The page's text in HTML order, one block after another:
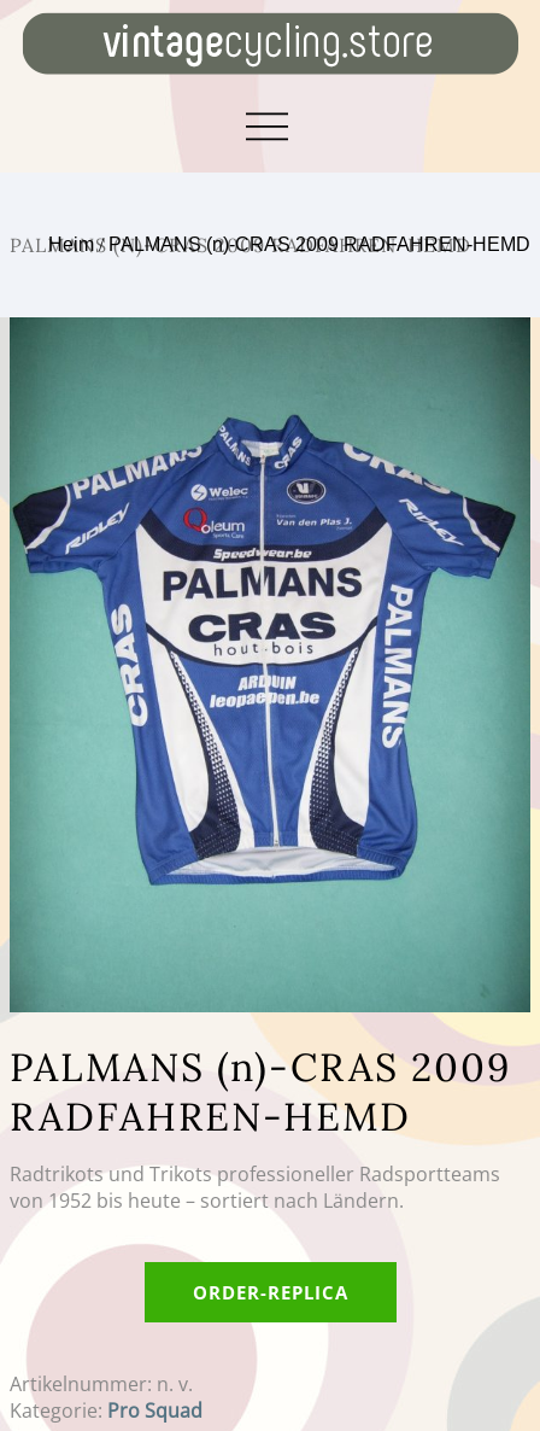
PALMANS (N)-CRAS 2009 RADFAHREN-HEMD
Heim/ PALMANS (n)-CRAS 2009 RADFAHREN-HEMD
PALMANS (n)-CRAS 2009
RADFAHREN-HEMD
Radtrikots und Trikots professioneller Radsportteams
von 1952 bis heute – sortiert nach Ländern.
ORDER-REPLICA
Artikelnummer: n. v.
Kategorie: Pro Squad